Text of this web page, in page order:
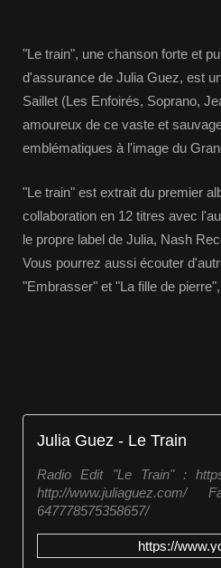
"Le train", une chanson forte et
d'assurance de Julia Guez, est
Saillet (Les Enfoirés, Soprano,
amoureux de ce vaste et
emblématiques à l'image du
"Le train" est extrait du premier
collaboration en 12 titres avec
le propre label de Julia, Nash
Vous pourrez aussi écouter
"Embrasser" et "La fille de
Julia Guez - Le Train
Radio Edit "Le Train" :
http://www.juliaguez.com/
647778575358657/
https://